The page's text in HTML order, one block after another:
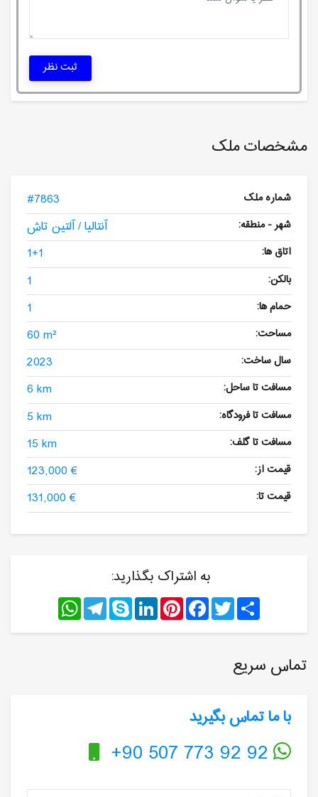
مشخصات ملک
شماره ملک #7863
شهر - منطقه: آنتالیا / آلتین تاش
اتاق ها: 1+1
بالکن: 1
حمام ها: 1
مساحت: 60 m²
سال ساخت: 2023
مسافت تا ساحل: 6 km
مسافت تا فرودگاه: 5 km
مسافت تا گلف: 15 km
قیمت از: 123,000 €
قیمت تا: 131,000 €
به اشتراک بگذارید:
Share
Twitter
Facebook
Pinterest
LinkedIn
Skype
Telegram
WhatsApp
تماس سریع
با ما تماس بگیرید
+90 507 773 92 92
ثبت نظر